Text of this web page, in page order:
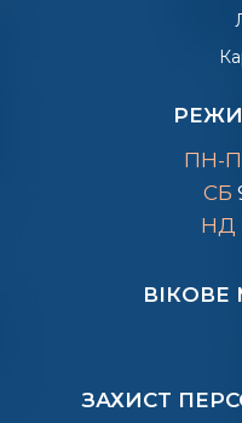
ПН-
СБ
НД
ЗАХИСТ